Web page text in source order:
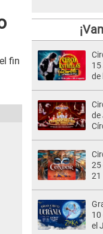
fin
15
de
de
25
21
10
el